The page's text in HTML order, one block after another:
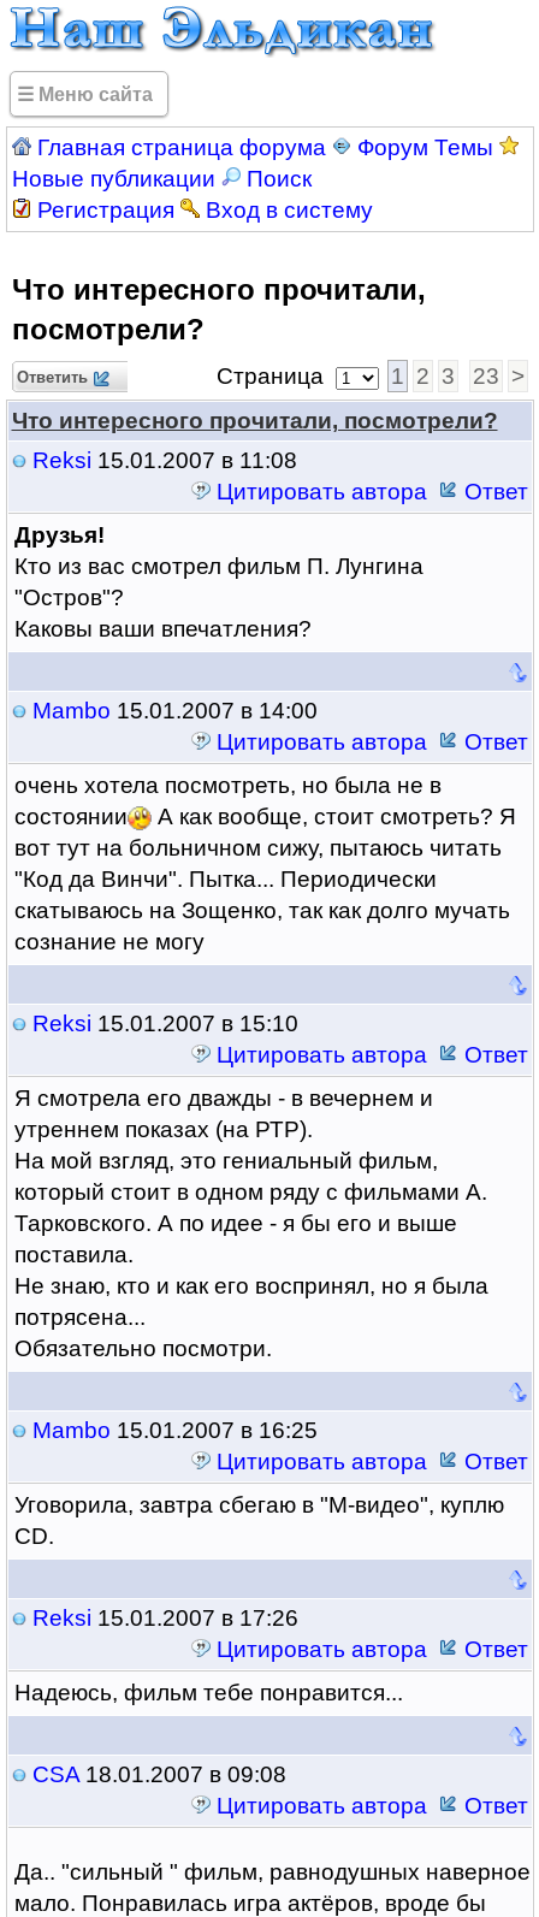
☰ Меню сайта
Главная страница форума
Форум Темы
Новые публикации
Поиск
Регистрация
Вход в систему
Что интересного прочитали,
посмотрели?
Ответить Страница 1 2 3 23 >
Что интересного прочитали, посмотрели?
Reksi 15.01.2007 в 11:08
Цитировать автора
Ответ
Друзья!
Кто из вас смотрел фильм П. Лунгина
"Остров"?
Каковы ваши впечатления?
Mambo 15.01.2007 в 14:00
Цитировать автора
Ответ
очень хотела посмотреть, но была не в
состоянии
А как вообще, стоит смотреть? Я
вот тут на больничном сижу, пытаюсь читать
"Код да Винчи". Пытка... Периодически
скатываюсь на Зощенко, так как долго мучать
сознание не могу
Reksi 15.01.2007 в 15:10
Цитировать автора
Ответ
Я смотрела его дважды - в вечернем и
утреннем показах (на РТР).
На мой взгляд, это гениальный фильм,
который стоит в одном ряду с фильмами А.
Тарковского. А по идее - я бы его и выше
поставила.
Не знаю, кто и как его воспринял, но я была
потрясена...
Обязательно посмотри.
Mambo 15.01.2007 в 16:25
Цитировать автора
Ответ
Уговорила, завтра сбегаю в "М-видео", куплю
CD.
Reksi 15.01.2007 в 17:26
Цитировать автора
Ответ
Надеюсь, фильм тебе понравится...
CSA18.01.2007 в 09:08
Цитировать автора
Ответ
Да.. "сильный " фильм, равнодушных наверное
мало. Понравилась игра актёров, вроде бы